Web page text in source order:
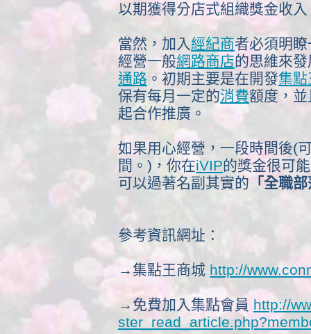
以期獲得分店式組織獎金收入
當然，加入經紀商者必須明
經營一般網路商店的思維來
通路 。初期主要是在開發集點
保有每月一定的消費額度，
起合作推廣。
如果用心經營，一段時間後(
間。)，你在iVIP的獎金很可
可以過著名副其實的 「全職
參考資訊網址：
→集點王商城 http://
→免費加入集點會員 http://